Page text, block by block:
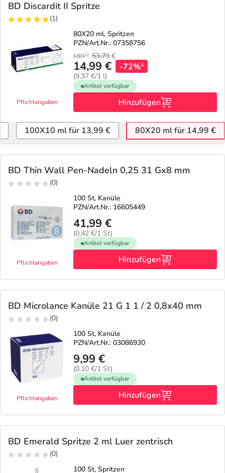
BD Discardit II Spritze
(1)
Pflichtangaben
80X20 ml, Spritzen
PZN/Art.Nr.: 07358756
MRP2 53,79 €
14,99 €
(9,37 €/1 l)
-72%4
Artikel verfügbar
Hinzufügen
100X10 ml für 13,99 € 80X20 ml für 14,99 €
BD Thin Wall Pen-Nadeln 0,25 31 Gx8 mm
(0)
Pflichtangaben
100 St, Kanüle
PZN/Art.Nr.: 16605449
41,99 €
(0,42 €/1 St)
Artikel verfügbar
Hinzufügen
BD Microlance Kanüle 21 G 1 1 / 2 0,8x40 mm
(0)
Pflichtangaben
100 St, Kanüle
PZN/Art.Nr.: 03086930
9,99 €
(0,10 €/1 St)
Artikel verfügbar
Hinzufügen
BD Emerald Spritze 2 ml Luer zentrisch
(0)
100 St, Spritzen